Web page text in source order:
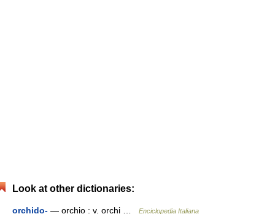
Look at other dictionaries:
orchido- — orchio : v. orchi … Enciclopedia Italiana